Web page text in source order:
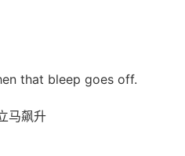
that bleep goes off.
马飙升